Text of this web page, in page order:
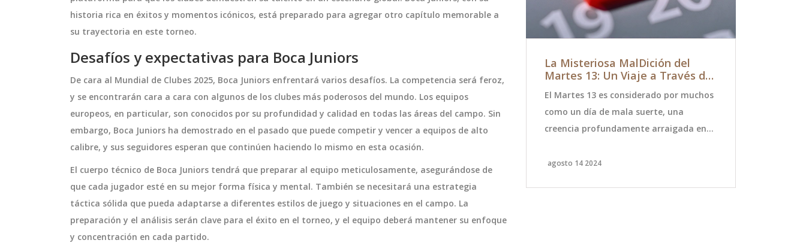
historia rica en éxitos y momentos icónicos, está preparado para agregar otro capítulo memorable a
su trayectoria en este torneo.
Desafíos y expectativas para Boca Juniors
De cara al Mundial de Clubes 2025, Boca Juniors enfrentará varios desafíos. La competencia será feroz,
y se encontrarán cara a cara con algunos de los clubes más poderosos del mundo. Los equipos
europeos, en particular, son conocidos por su profundidad y calidad en todas las áreas del campo. Sin
embargo, Boca Juniors ha demostrado en el pasado que puede competir y vencer a equipos de alto
calibre, y sus seguidores esperan que continúen haciendo lo mismo en esta ocasión.
El cuerpo técnico de Boca Juniors tendrá que preparar al equipo meticulosamente, asegurándose de
que cada jugador esté en su mejor forma física y mental. También se necesitará una estrategia
táctica sólida que pueda adaptarse a diferentes estilos de juego y situaciones en el campo. La
preparación y el análisis serán clave para el éxito en el torneo, y el equipo deberá mantener su enfoque
y concentración en cada partido.
Moderno y
de un
de vida a través
Desaparece la Esperanza
Británica en Wimbledon 2024:
Emma Raducanu Cae ante Andy
Murray
Emma Raducanu pierde contra Andy
Murray en Wimbledon 2024, provocando
otra decepción para el tenis británico.
Este resultado refleja las dificultades
británicos en uno de sus terrenos
tradicionales más fuertes: las pistas de
césped.
Palestino vs Cruzeiro: claves,
resultados y transmisiones de la
Copa Sudamericana
Palestino y Cruzeiro se enfrentaron en
los partidos de ida y vuelta del Grupo E
de la Copa Sudamericana 2025. El club
chileno ganó 2-1 en La Cisterna y el
Horizonte. Ambas jornadas mostraron
la importancia del factor local,
estadísticas contrastantes y un duelo
táctico intenso que mantuvo viva la
La Misteriosa MalDición del
Martes 13: Un Viaje a Través del
El Martes 13 es considerado por muchos
como un día de mala suerte, una
creencia profundamente arraigada en
explora los orígenes históricos y
agosto 14 2024